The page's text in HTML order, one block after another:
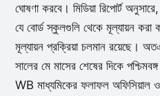
ঘোষণা করবে। মিডিয়া রিপোর্ট
যে বোর্ড স্কুলগুলি থেকে মূল্যায়ন করা
মূল্যায়ন প্রক্রিয়া চলমান রয়েছে।
সালের মে মাসের শেষের দিকে
WB মাধ্যমিকের ফলাফল অফিসিয়াল